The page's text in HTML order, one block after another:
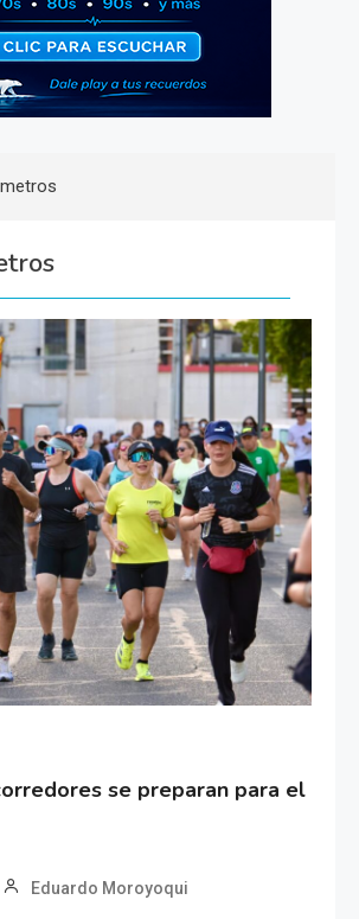
se preparan para el
Eduardo Moroyoqui